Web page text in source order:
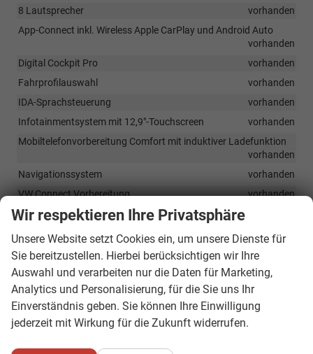
8 Lautsprecher
vorhanden
App-Connect inkl. Wireless Apple CarPlay und Android Auto
vorhanden
Digital Cockpit Pro
vorhanden
Fahrprofilauswahl
vorhanden
IDA-Sprachsteuerung
vorhanden
Infotainmentsystem mit 12,9"-Touchscreen
vorhanden
Mobiltelefonvorbereitung Comfort mit induktiver Ladefunktion
vorhanden
Navigationssystem
vorhanden
VW Connect Vorbereitung
vorhanden
Sicherheit & Assistenz
Adaptive Tempomat
vorhanden
Airbag für Fahrer und Beifahrer, mit Deaktivierung des Beifahrer-
Frontairbags
vorhanden
Automatisches Notbremssystem
vorhanden
Berganfahrassistent
Wir respektieren Ihre Privatsphäre
Unsere Website setzt Cookies ein, um unsere Dienste für
Sie bereitzustellen. Hierbei berücksichtigen wir Ihre
Auswahl und verarbeiten nur die Daten für Marketing,
Analytics und Personalisierung, für die Sie uns Ihr
Einverständnis geben. Sie können Ihre Einwilligung
jederzeit mit Wirkung für die Zukunft widerrufen.